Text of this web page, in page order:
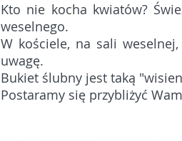
Kto nie kocha kwiatów?
weselnego.
W kościele, na sali
uwagę.
Bukiet ślubny jest taką
Postaramy się przybliżyć